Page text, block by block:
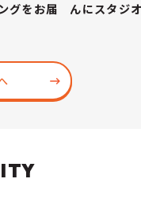
グをお届
んにスタジ